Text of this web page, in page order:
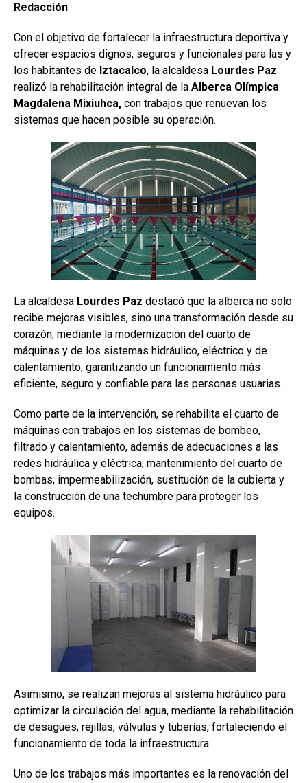
Redacción
Con el objetivo de fortalecer la infraestructura deportiva y
ofrecer espacios dignos, seguros y funcionales para las y
los habitantes de Iztacalco, la alcaldesa Lourdes Paz
realizó la rehabilitación integral de la Alberca Olímpica
Magdalena Mixiuhca, con trabajos que renuevan los
sistemas que hacen posible su operación.
La alcaldesa Lourdes Paz destacó que la alberca no sólo
recibe mejoras visibles, sino una transformación desde su
corazón, mediante la modernización del cuarto de
máquinas y de los sistemas hidráulico, eléctrico y de
calentamiento, garantizando un funcionamiento más
eficiente, seguro y confiable para las personas usuarias.
Como parte de la intervención, se rehabilita el cuarto de
máquinas con trabajos en los sistemas de bombeo,
filtrado y calentamiento, además de adecuaciones a las
redes hidráulica y eléctrica, mantenimiento del cuarto de
bombas, impermeabilización, sustitución de la cubierta y
la construcción de una techumbre para proteger los
equipos.
Asimismo, se realizan mejoras al sistema hidráulico para
optimizar la circulación del agua, mediante la rehabilitación
de desagües, rejillas, válvulas y tuberías, fortaleciendo el
funcionamiento de toda la infraestructura.
Uno de los trabajos más importantes es la renovación del